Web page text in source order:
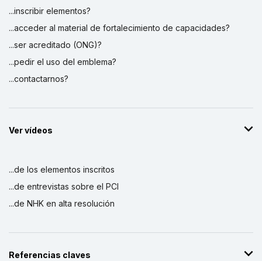
...inscribir elementos?
...acceder al material de fortalecimiento de capacidades?
...ser acreditado (ONG)?
...pedir el uso del emblema?
...contactarnos?
Ver vídeos
...de los elementos inscritos
...de entrevistas sobre el PCI
...de NHK en alta resolución
Referencias claves